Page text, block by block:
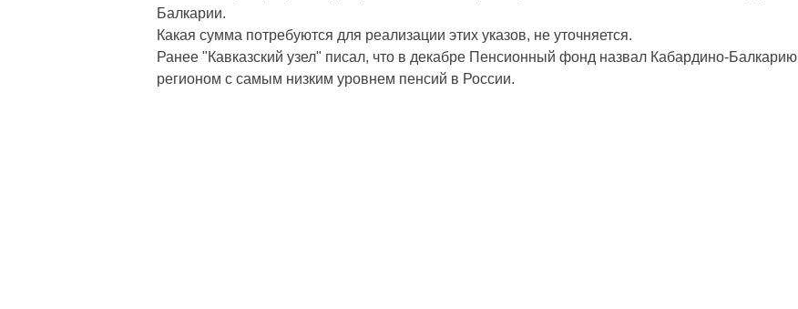
Балкарии.
Какая сумма потребуются для реализации этих указов, не уточняется.
Ранее "Кавказский узел" писал, что в декабре Пенсионный фонд назвал Кабардино-Балкарию
регионом с самым низким уровнем пенсий в России.